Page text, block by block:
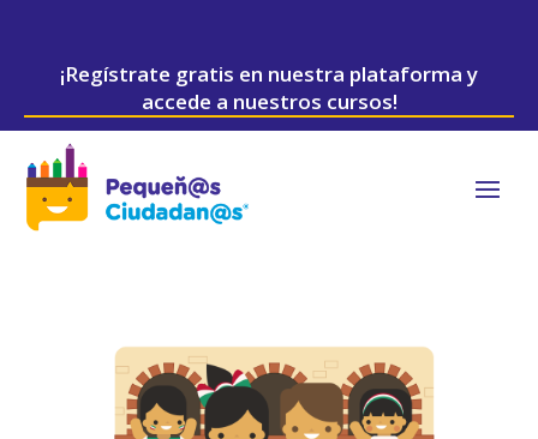
¡Regístrate gratis en nuestra plataforma y
accede a nuestros cursos!